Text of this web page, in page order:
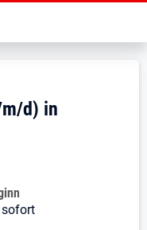
(w/m/d)
(w/m/d) in
d) in
sofort